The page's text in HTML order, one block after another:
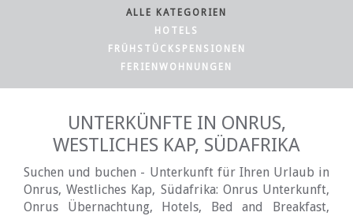
ALLE KATEGORIEN
HOTELS
FRÜHSTÜCKSPENSIONEN
FERIENWOHNUNGEN
UNTERKÜNFTE IN ONRUS,
WESTLICHES KAP, SÜDAFRIKA
Suchen und buchen - Unterkunft für Ihren Urlaub in
Onrus, Westliches Kap, Südafrika: Onrus Unterkunft,
Onrus Übernachtung, Hotels, Bed and Breakfast,